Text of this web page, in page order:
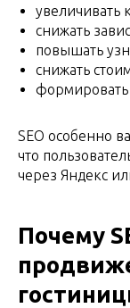
увеличивать
снижать
повышать
снижать
формировать
SEO особенно
что
через Яндекс
Почему